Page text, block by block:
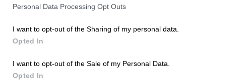
Personal Data Processing Opt Outs
I want to opt-out of the Sharing of my personal data.
Opted In
I want to opt-out of the Sale of my Personal Data.
Opted In
ο Γραμματέας της ΝΔ